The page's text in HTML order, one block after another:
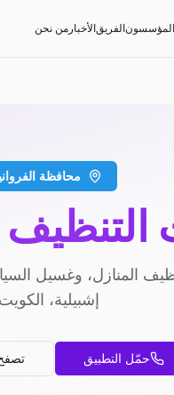
الفريقالأخبار من نحن
محافظة
المنازل، وغسيل
إشبيلية،
حمّل التطبيق